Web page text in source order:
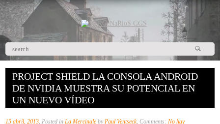
PROJECT SHIELD LA CONSOLA ANDROID
DE NVIDIA MUESTRA SU POTENCIAL EN
UN NUEVO VÍDEO
15 abril, 2013, Posted inLa Mercinale byPaul Ventseck, Comments:No hay